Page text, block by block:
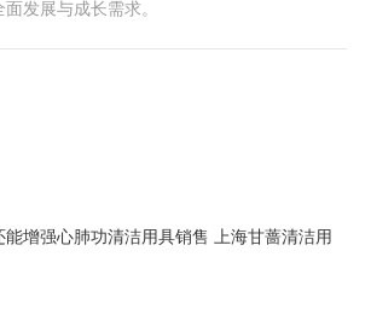
发展与成长需求。
能增强心肺功清洁用具销售 上海甘蔷清洁用